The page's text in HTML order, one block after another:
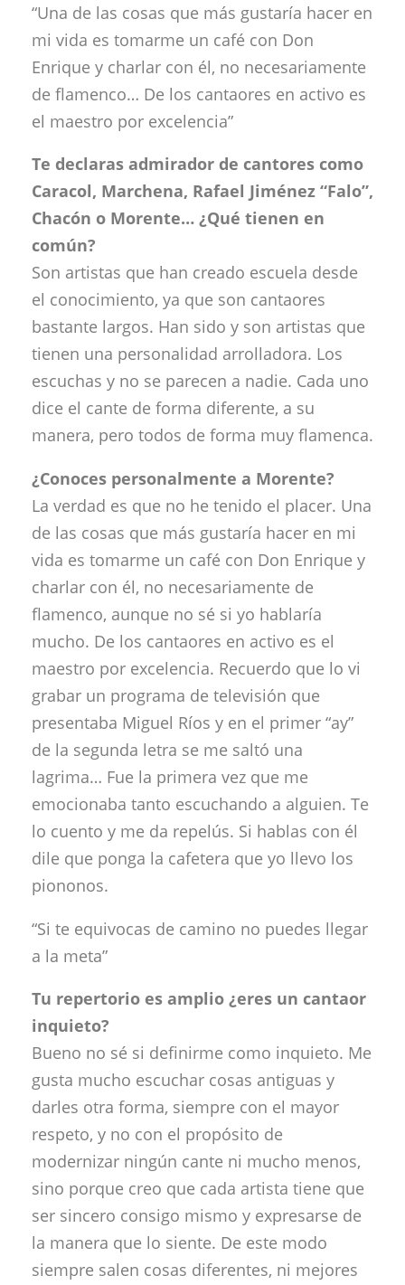
“Una de las cosas que más gustaría hacer en
mi vida es tomarme un café con Don
Enrique y charlar con él, no necesariamente
de flamenco… De los cantaores en activo es
el maestro por excelencia”
Te declaras admirador de cantores como
Caracol, Marchena, Rafael Jiménez “Falo”,
Chacón o Morente… ¿Qué tienen en
común?
Son artistas que han creado escuela desde
el conocimiento, ya que son cantaores
bastante largos. Han sido y son artistas que
tienen una personalidad arrolladora. Los
escuchas y no se parecen a nadie. Cada uno
dice el cante de forma diferente, a su
manera, pero todos de forma muy flamenca.
¿Conoces personalmente a Morente?
La verdad es que no he tenido el placer. Una
de las cosas que más gustaría hacer en mi
vida es tomarme un café con Don Enrique y
charlar con él, no necesariamente de
flamenco, aunque no sé si yo hablaría
mucho. De los cantaores en activo es el
maestro por excelencia. Recuerdo que lo vi
grabar un programa de televisión que
presentaba Miguel Ríos y en el primer “ay”
de la segunda letra se me saltó una
lagrima… Fue la primera vez que me
emocionaba tanto escuchando a alguien. Te
lo cuento y me da repelús. Si hablas con él
dile que ponga la cafetera que yo llevo los
piononos.
“Si te equivocas de camino no puedes llegar
a la meta”
Tu repertorio es amplio ¿eres un cantaor
inquieto?
Bueno no sé si definirme como inquieto. Me
gusta mucho escuchar cosas antiguas y
darles otra forma, siempre con el mayor
respeto, y no con el propósito de
modernizar ningún cante ni mucho menos,
sino porque creo que cada artista tiene que
ser sincero consigo mismo y expresarse de
la manera que lo siente. De este modo
siempre salen cosas diferentes, ni mejores